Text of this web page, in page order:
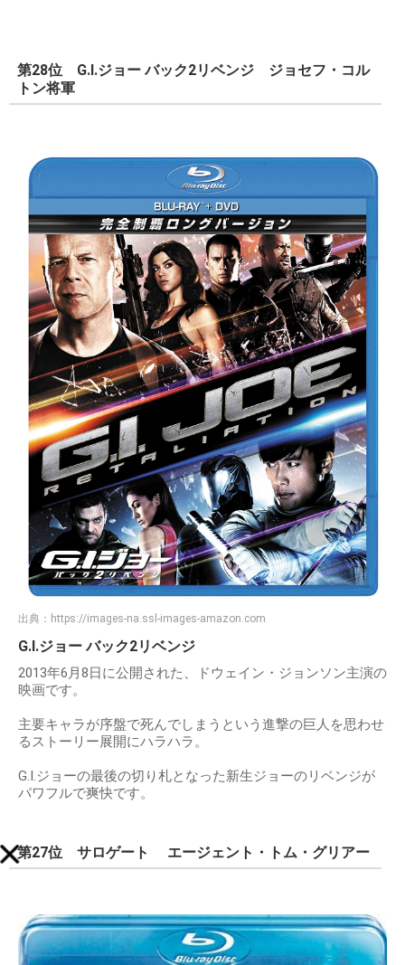
第28位 G.I.ジョー バック2リベンジ ジョセフ・コル
トン将軍
出典： https://images-na.ssl-images-amazon.com
G.I.ジョー バック2リベンジ
2013年6月8日に公開された、ドウェイン・ジョンソン主演の
映画です。
主要キャラが序盤で死んでしまうという進撃の巨人を思わせ
るストーリー展開にハラハラ。
G.I.ジョーの最後の切り札となった新生ジョーのリベンジが
パワフルで爽快です。
第27位 サロゲート エージェント・トム・グリアー